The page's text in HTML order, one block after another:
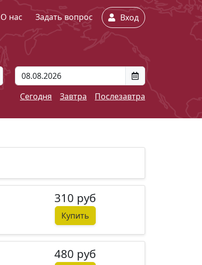
О нас Задать вопрос Вход
Сегодня
Завтра Послезавтра
310 руб
Купить
480 руб